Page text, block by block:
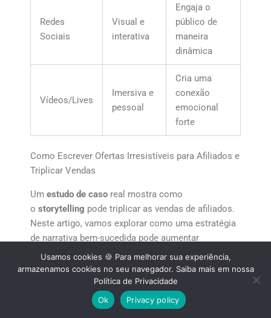
Redes
Sociais
Visual e
interativa
Engaja o
público de
maneira
dinâmica
Vídeos/Lives
Imersiva e
pessoal
Cria uma
conexão
emocional
forte
Como Escrever Ofertas Irresistíveis para Afiliados e
Triplicar Vendas
Um estudo de caso real mostra como
o storytelling pode triplicar as vendas de afiliados.
Neste artigo, vamos explorar como uma estratégia
de narrativa bem-sucedida pode aumentar
significativamente suas vendas.
A Estratégia que Transformou Meus Resultados
A chave para o sucesso foi criar uma história que
Usamos cookies 🍪 Para melhorar sua experiência,
armazenamos cookies no seu navegador. Saiba mais em nossa
Política de Privacidade
Ok
Privacy policy